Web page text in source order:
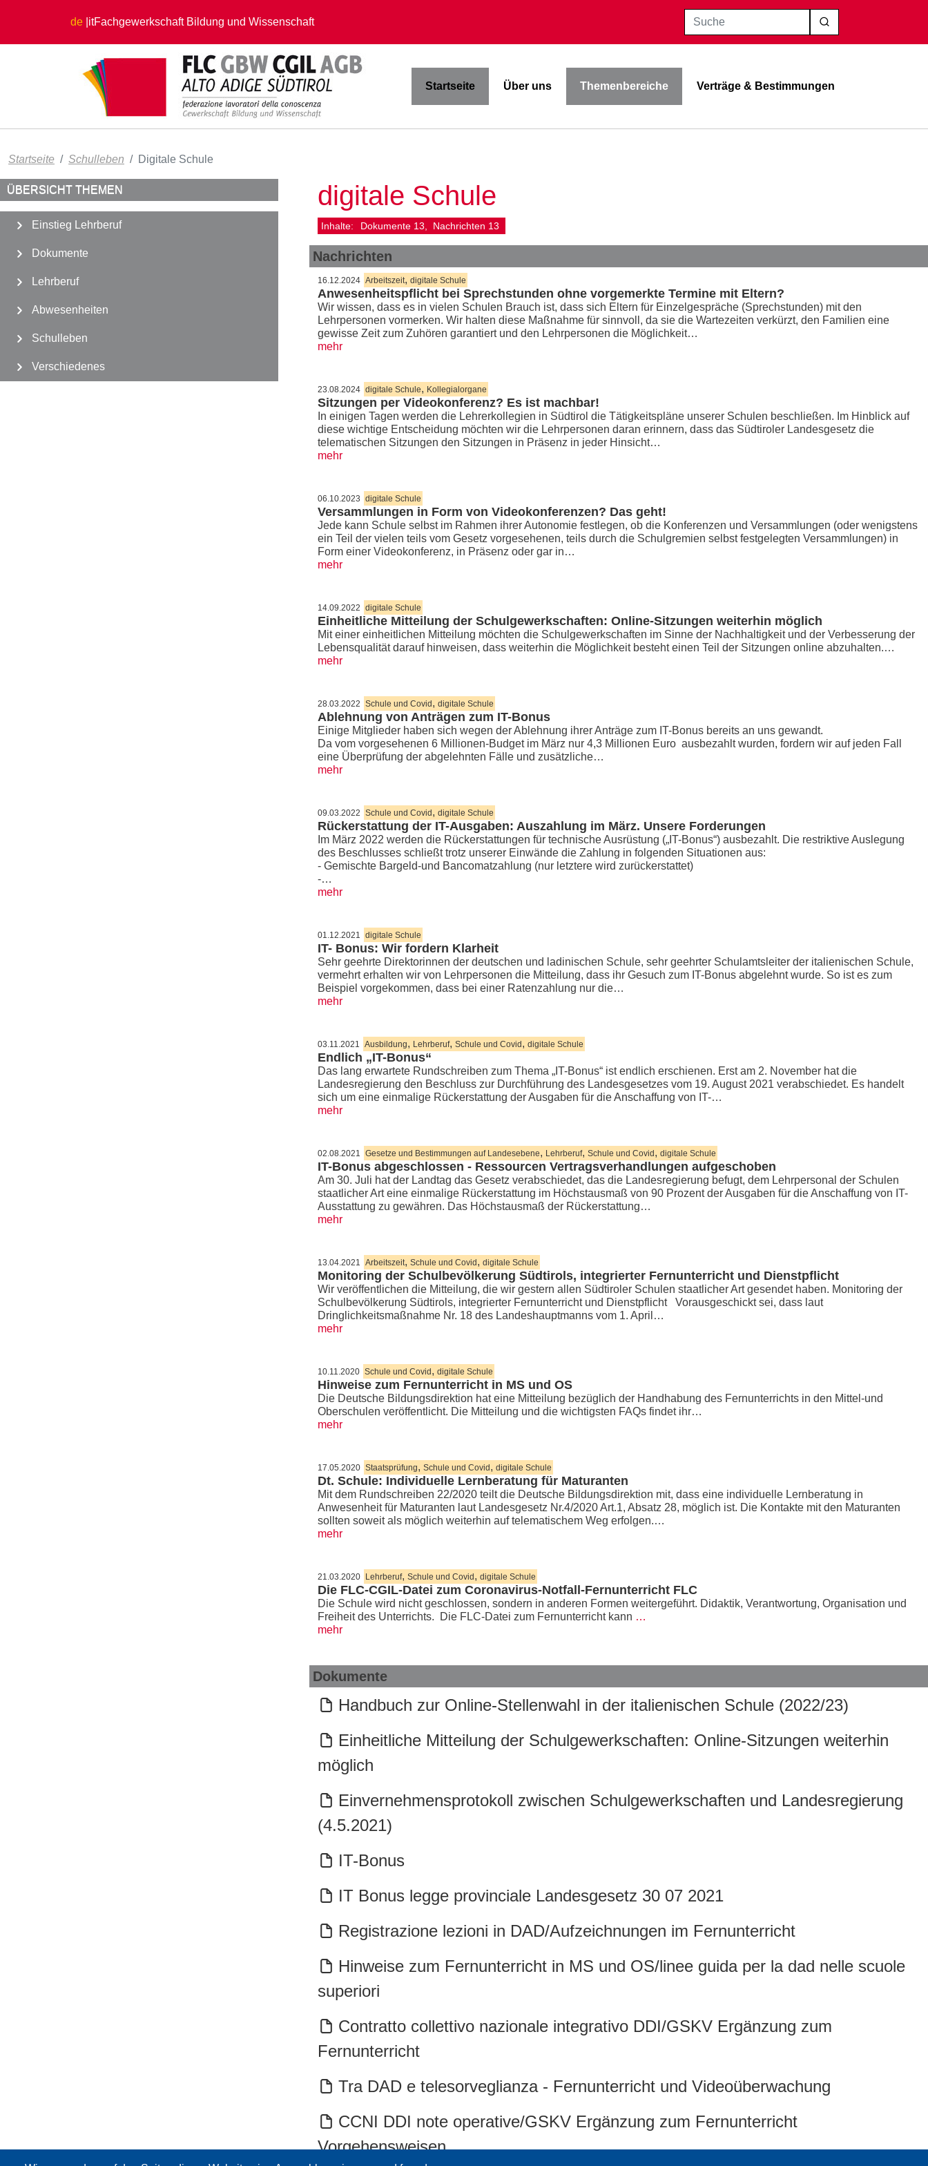
de itFachgewerkschaft Bildung und Wissenschaft Suche
Startseite Über uns Themenbereiche Verträge & Bestimmungen
Startseite Schulleben Digitale Schule
digitale Schule
Inhalte: Dokumente 13 Nachrichten 13
Nachrichten
16.12.2024 Arbeitszeit, digitale Schule
Anwesenheitspflicht bei Sprechstunden ohne vorgemerkte Termine mit Eltern?
Wir wissen, dass es in vielen Schulen Brauch ist, dass sich Eltern für Einzelgespräche (Sprechstunden) mit den
Lehrpersonen vormerken. Wir halten diese Maßnahme für sinnvoll, da sie die Wartezeiten verkürzt, den Familien eine
gewisse Zeit zum Zuhören garantiert und den Lehrpersonen die Möglichkeit…
mehr
23.08.2024 digitale Schule, Kollegialorgane
Sitzungen per Videokonferenz? Es ist machbar!
In einigen Tagen werden die Lehrerkollegien in Südtirol die Tätigkeitspläne unserer Schulen beschließen. Im Hinblick auf
diese wichtige Entscheidung möchten wir die Lehrpersonen daran erinnern, dass das Südtiroler Landesgesetz die
telematischen Sitzungen den Sitzungen in Präsenz in jeder Hinsicht…
mehr
06.10.2023 digitale Schule
Versammlungen in Form von Videokonferenzen? Das geht!
Jede kann Schule selbst im Rahmen ihrer Autonomie festlegen, ob die Konferenzen und Versammlungen (oder wenigstens
ein Teil der vielen teils vom Gesetz vorgesehenen, teils durch die Schulgremien selbst festgelegten Versammlungen) in
Form einer Videokonferenz, in Präsenz oder gar in…
mehr
14.09.2022 digitale Schule
Einheitliche Mitteilung der Schulgewerkschaften: Online-Sitzungen weiterhin möglich
Mit einer einheitlichen Mitteilung möchten die Schulgewerkschaften im Sinne der Nachhaltigkeit und der Verbesserung der
Lebensqualität darauf hinweisen, dass weiterhin die Möglichkeit besteht einen Teil der Sitzungen online abzuhalten.…
mehr
28.03.2022 Schule und Covid , digitale Schule
Ablehnung von Anträgen zum IT-Bonus
Einige Mitglieder haben sich wegen der Ablehnung ihrer Anträge zum IT-Bonus bereits an uns gewandt.
Da vom vorgesehenen 6 Millionen-Budget im März nur 4,3 Millionen Euro ausbezahlt wurden, fordern wir auf jeden Fall
eine Überprüfung der abgelehnten Fälle und zusätzliche…
mehr
09.03.2022 Schule und Covid , digitale Schule
Rückerstattung der IT-Ausgaben: Auszahlung im März. Unsere Forderungen
Im März 2022 werden die Rückerstattungen für technische Ausrüstung („IT-Bonus“) ausbezahlt. Die restriktive Auslegung
des Beschlusses schließt trotz unserer Einwände die Zahlung in folgenden Situationen aus:
- Gemischte Bargeld-und Bancomatzahlung (nur letztere wird zurückerstattet)
-…
mehr
01.12.2021 digitale Schule
IT- Bonus: Wir fordern Klarheit
Sehr geehrte Direktorinnen der deutschen und ladinischen Schule, sehr geehrter Schulamtsleiter der italienischen Schule,
vermehrt erhalten wir von Lehrpersonen die Mitteilung, dass ihr Gesuch zum IT-Bonus abgelehnt wurde. So ist es zum
Beispiel vorgekommen, dass bei einer Ratenzahlung nur die…
mehr
03.11.2021 Ausbildung, Lehrberuf, Schule und Covid , digitale Schule
Endlich „IT-Bonus“
Das lang erwartete Rundschreiben zum Thema „IT-Bonus“ ist endlich erschienen. Erst am 2. November hat die
Landesregierung den Beschluss zur Durchführung des Landesgesetzes vom 19. August 2021 verabschiedet. Es handelt
sich um eine einmalige Rückerstattung der Ausgaben für die Anschaffung von IT-…
mehr
02.08.2021 Gesetze und Bestimmungen auf Landesebene, Lehrberuf, Schule und Covid , digitale Schule
IT-Bonus abgeschlossen - Ressourcen Vertragsverhandlungen aufgeschoben
Am 30. Juli hat der Landtag das Gesetz verabschiedet, das die Landesregierung befugt, dem Lehrpersonal der Schulen
staatlicher Art eine einmalige Rückerstattung im Höchstausmaß von 90 Prozent der Ausgaben für die Anschaffung von IT-
Ausstattung zu gewähren. Das Höchstausmaß der Rückerstattung…
mehr
13.04.2021 Arbeitszeit, Schule und Covid , digitale Schule
Monitoring der Schulbevölkerung Südtirols, integrierter Fernunterricht und Dienstpflicht
Wir veröffentlichen die Mitteilung, die wir gestern allen Südtiroler Schulen staatlicher Art gesendet haben. Monitoring der
Schulbevölkerung Südtirols, integrierter Fernunterricht und Dienstpflicht Vorausgeschickt sei, dass laut
Dringlichkeitsmaßnahme Nr. 18 des Landeshauptmanns vom 1. April…
mehr
10.11.2020 Schule und Covid , digitale Schule
Hinweise zum Fernunterricht in MS und OS
Die Deutsche Bildungsdirektion hat eine Mitteilung bezüglich der Handhabung des Fernunterrichts in den Mittel-und
Oberschulen veröffentlicht. Die Mitteilung und die wichtigsten FAQs findet ihr…
mehr
17.05.2020 Staatsprüfung, Schule und Covid , digitale Schule
Dt. Schule: Individuelle Lernberatung für Maturanten
Mit dem Rundschreiben 22/2020 teilt die Deutsche Bildungsdirektion mit, dass eine individuelle Lernberatung in
Anwesenheit für Maturanten laut Landesgesetz Nr.4/2020 Art.1, Absatz 28, möglich ist. Die Kontakte mit den Maturanten
sollten soweit als möglich weiterhin auf telematischem Weg erfolgen.…
mehr
21.03.2020 Lehrberuf, Schule und Covid , digitale Schule
Die FLC-CGIL-Datei zum Coronavirus-Notfall-Fernunterricht FLC
Die Schule wird nicht geschlossen, sondern in anderen Formen weitergeführt. Didaktik, Verantwortung, Organisation und
Freiheit des Unterrichts. Die FLC-Datei zum Fernunterricht kann …
mehr
Dokumente
Handbuch zur Online-Stellenwahl in der italienischen Schule (2022/23)
Einheitliche Mitteilung der Schulgewerkschaften: Online-Sitzungen weiterhin
möglich
Einvernehmensprotokoll zwischen Schulgewerkschaften und Landesregierung
(4.5.2021)
IT-Bonus
IT Bonus legge provinciale Landesgesetz 30 07 2021
Registrazione lezioni in DAD/Aufzeichnungen im Fernunterricht
Hinweise zum Fernunterricht in MS und OS/linee guida per la dad nelle scuole
superiori
Contratto collettivo nazionale integrativo DDI/GSKV Ergänzung zum
Fernunterricht
Tra DAD e telesorveglianza - Fernunterricht und Videoüberwachung
CCNI DDI note operative/GSKV Ergänzung zum Fernunterricht
Vorgehensweisen
ÜBERSICHT THEMEN
Einstieg Lehrberuf
Dokumente
Lehrberuf
Abwesenheiten
Schulleben
Verschiedenes